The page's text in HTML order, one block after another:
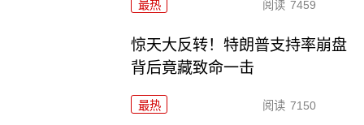
最热 阅读 7459
惊天大反转！特朗普支持率崩盘
背后竟藏致命一击
最热 阅读 7150